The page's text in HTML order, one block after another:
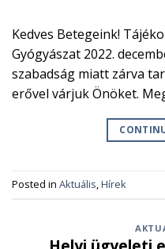
Kedves Betegeink!
Gyógyászat 2022.
szabadság miatt zárva
erővel várjuk Önöket.
Posted in Aktuális,Hírek